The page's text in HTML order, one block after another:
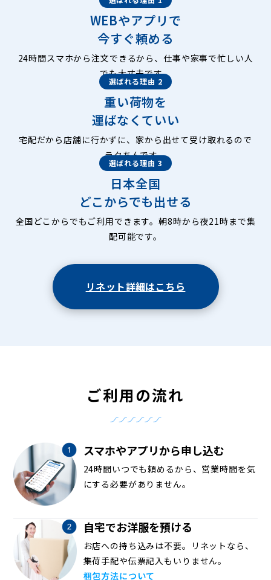
WEBやアプリで
今すぐ頼める
24時間スマホから注文できるから、仕事や家事で忙しい人
でも大丈夫です。
選ばれる理由 2
重い荷物を
運ばなくていい
宅配だから店舗に行かずに、家から出せて受け取れるので
ラクちんです。
選ばれる理由 3
日本全国
どこからでも出せる
全国どこからでもご利用できます。朝8時から夜21時まで集
配可能です。
リネット詳細はこちら
ご利用の流れ
スマホやアプリから申し込む
24時間いつでも頼めるから、営業時間を気
にする必要がありません。
自宅でお洋服を預ける
お店への持ち込みは不要。リネットなら、
集荷手配や伝票記入もいりません。
梱包方法について